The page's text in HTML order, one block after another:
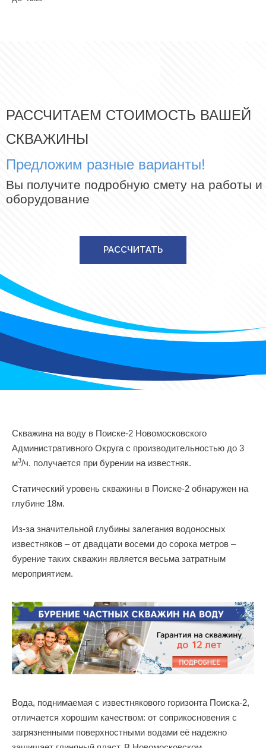
РАССЧИТАЕМ СТОИМОСТЬ ВАШЕЙ
СКВАЖИНЫ
Предложим разные варианты!
Вы получите подробную смету на работы и
оборудование
РАССЧИТАТЬ
Скважина на воду в Поиске-2 Новомосковского
Административного Округа с производительностью до 3
м3/ч. получается при бурении на известняк.
Статический уровень скважины в Поиске-2 обнаружен на
глубине 18м.
Из-за значительной глубины залегания водоносных
известняков – от двадцати восеми до сорока метров –
бурение таких скважин является весьма затратным
мероприятием.
Вода, поднимаемая с известнякового горизонта Поиска-2,
отличается хорошим качеством: от соприкосновения с
загрязненными поверхностными водами её надежно